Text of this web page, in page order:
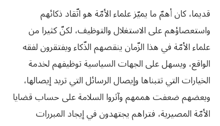
قديما، كان أهمّ ما يميّز علماء الأمّة هو اتّقاد ذكائهم
واستعصاؤهم على الاستغلال والتوظيف، لكنّ كثيرا من
علماء الأمّة في هذا الزّمان ينقصهم الذّكاء ويفتقرون لفقه
الواقع، ويسهل على الجهات السياسية توظيفهم لخدمة
الخيارات التي تتبناها وإيصال الرسائل التي تريد إيصالها،
وبعضهم ضعفت هممهم وآثروا السلامة على حساب قضايا
الأمّة المصيرية، فتراهم يجتهدون في إيجاد المبررات